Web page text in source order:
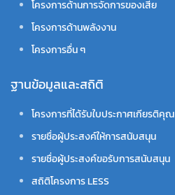
โครงการด้านการจัดการของเสีย
โครงการด้านพลังงาน
โครงการอื่น ๆ
ฐานข้อมูลและสถิติ
โครงการที่ได้รับใบประกาศเกียรติคุณ
รายชื่อผู้ประสงค์ให้การสนับสนุน
รายชื่อผู้ประสงค์ขอรับการสนับสนุน
สถิติโครงการ LESS